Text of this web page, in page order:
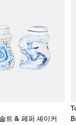
트 & 페퍼 셰이커